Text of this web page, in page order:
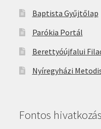
Baptista Gyűjtőlap
Parókia Portál
Berettyóújfalui
Nyíregyházi
Fontos